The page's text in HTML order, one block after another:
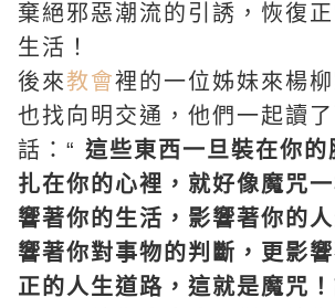
棄絕邪惡潮流的引誘，恢復
生活！
後來教會裡的一位姊妹來楊
也找向明交通，他們一起讀
話：“ 這些東西一旦裝在你的
扎在你的心裡，就好像魔咒
響著你的生活，影響著你的
響著你對事物的判斷，更影
正的人生道路，這就是魔咒